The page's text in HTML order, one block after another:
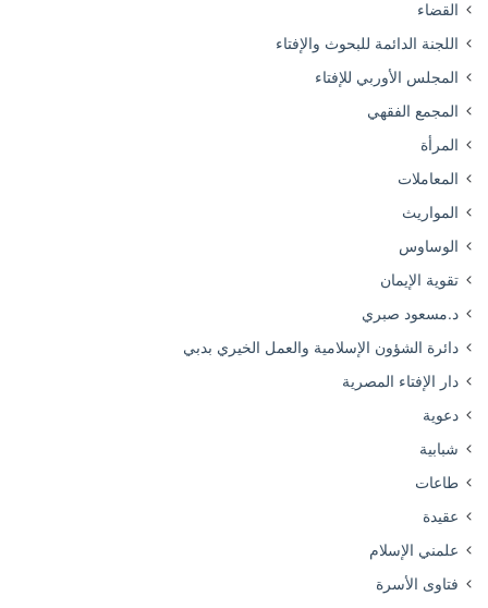
القضاء
اللجنة الدائمة للبحوث والإفتاء
المجلس الأوربي للإفتاء
المجمع الفقهي
المرأة
المعاملات
المواريث
الوساوس
تقوية الإيمان
د.مسعود صبري
دائرة الشؤون الإسلامية والعمل الخيري بدبي
دار الإفتاء المصرية
دعوية
شبابية
طاعات
عقيدة
علمني الإسلام
فتاوى الأسرة